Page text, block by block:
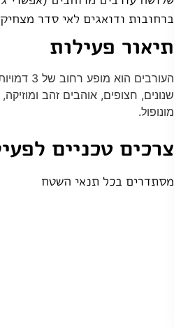
ברחובות ודואגים לאי סדר
תיאור פעילות
שנונים, חצופים, אוהבים זהב
מונופול.
צרכים טכניים
מסתדרים בכל תנאי השטח